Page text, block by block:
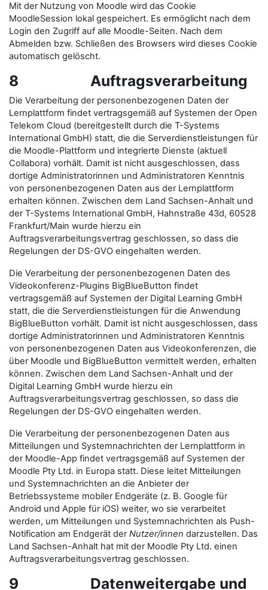
Mit der Nutzung von Moodle wird das Cookie
MoodleSession lokal gespeichert. Es ermöglicht nach dem
Login den Zugriff auf alle Moodle-Seiten. Nach dem
Abmelden bzw. Schließen des Browsers wird dieses Cookie
automatisch gelöscht.
8 Auftragsverarbeitung
Die Verarbeitung der personenbezogenen Daten der
Lernplattform findet vertragsgemäß auf Systemen der Open
Telekom Cloud (bereitgestellt durch die T-Systems
International GmbH) statt, die die Serverdienstleistungen für
die Moodle-Plattform und integrierte Dienste (aktuell
Collabora) vorhält. Damit ist nicht ausgeschlossen, dass
dortige Administratorinnen und Administratoren Kenntnis
von personenbezogenen Daten aus der Lernplattform
erhalten können. Zwischen dem Land Sachsen-Anhalt und
der T-Systems International GmbH, Hahnstraße 43d, 60528
Frankfurt/Main wurde hierzu ein
Auftragsverarbeitungsvertrag geschlossen, so dass die
Regelungen der DS-GVO eingehalten werden.
Die Verarbeitung der personenbezogenen Daten des
Videokonferenz-Plugins BigBlueButton findet
vertragsgemäß auf Systemen der Digital Learning GmbH
statt, die die Serverdienstleistungen für die Anwendung
BigBlueButton vorhält. Damit ist nicht ausgeschlossen, dass
dortige Administratorinnen und Administratoren Kenntnis
von personenbezogenen Daten aus Videokonferenzen, die
über Moodle und BigBlueButton vermittelt werden, erhalten
können. Zwischen dem Land Sachsen-Anhalt und der
Digital Learning GmbH wurde hierzu ein
Auftragsverarbeitungsvertrag geschlossen, so dass die
Regelungen der DS-GVO eingehalten werden.
Die Verarbeitung der personenbezogenen Daten aus
Mitteilungen und Systemnachrichten der Lernplattform in
der Moodle-App findet vertragsgemäß auf Systemen der
Moodle Pty Ltd. in Europa statt. Diese leitet Mitteilungen
und Systemnachrichten an die Anbieter der
Betriebssysteme mobiler Endgeräte (z. B. Google für
Android und Apple für iOS) weiter, wo sie verarbeitet
werden, um Mitteilungen und Systemnachrichten als Push-
Notification am Endgerät derNutzer/innen darzustellen. Das
Land Sachsen-Anhalt hat mit der Moodle Pty Ltd. einen
Auftragsverarbeitungsvertrag geschlossen.
9 Datenweitergabe und